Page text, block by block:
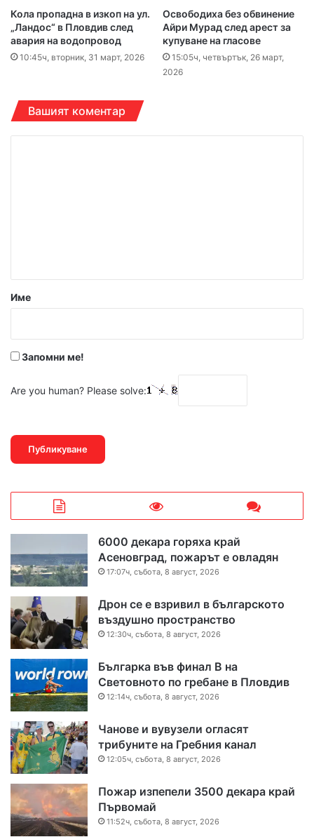
Кола пропадна в изкоп на ул.
„Ландос“ в Пловдив след
авария на водопровод
10:45ч, вторник, 31 март, 2026
Освободиха без обвинение
Айри Мурад след арест за
купуване на гласове
15:05ч, четвъртък, 26 март,
2026
Вашият коментар
р
Име
Запомни ме!
Are you human? Please solve:
6000 декара горяха край
Асеновград, пожарът е овладян
17:07ч, събота, 8 август, 2026
Дрон се е взривил в българското
въздушно пространство
12:30ч, събота, 8 август, 2026
Българка във финал B на
Световното по гребане в Пловдив
12:14ч, събота, 8 август, 2026
Чанове и вувузели огласят
трибуните на Гребния канал
12:05ч, събота, 8 август, 2026
Пожар изпепели 3500 декара край
Първомай
11:52ч, събота, 8 август, 2026